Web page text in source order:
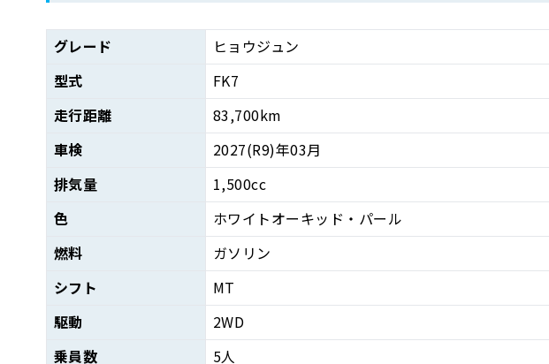
グレード
ヒョウジュン
型式
FK7
走行距離
83,700km
車検
2027(R9)年03月
排気量
1,500cc
色
ホワイトオーキッド・パール
燃料
ガソリン
シフト
MT
駆動
2WD
乗員数
5人